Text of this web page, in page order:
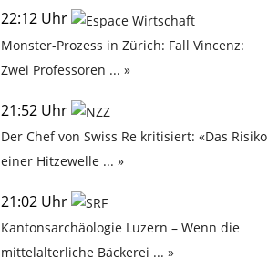
22:12 Uhr
Monster-Prozess in Zürich: Fall Vincenz:
Zwei Professoren ... »
21:52 Uhr
Der Chef von Swiss Re kritisiert: «Das Risiko
einer Hitzewelle ... »
21:02 Uhr
Kantonsarchäologie Luzern – Wenn die
mittelalterliche Bäckerei ... »